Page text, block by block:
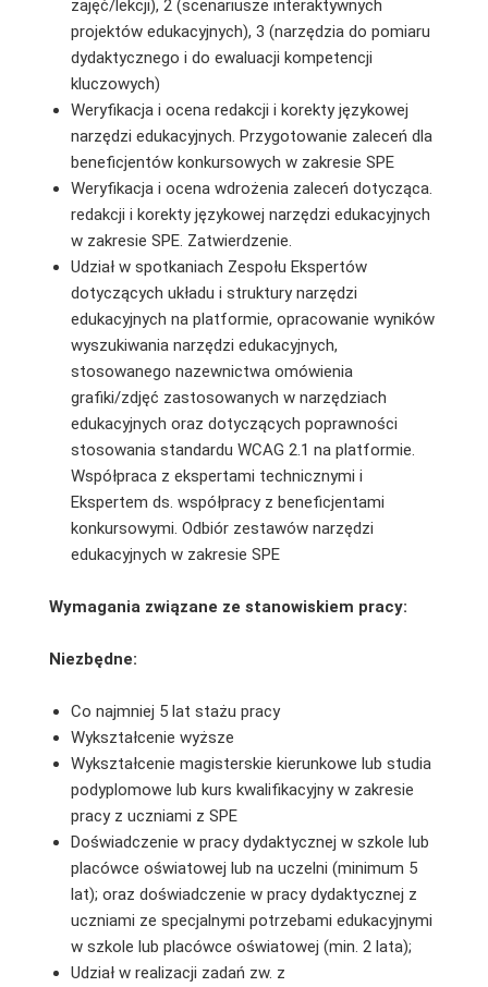
zajęć/lekcji), 2 (scenariusze interaktywnych
projektów edukacyjnych), 3 (narzędzia do pomiaru
dydaktycznego i do ewaluacji kompetencji
kluczowych)
Weryfikacja i ocena redakcji i korekty językowej
narzędzi edukacyjnych. Przygotowanie zaleceń dla
beneficjentów konkursowych w zakresie SPE
Weryfikacja i ocena wdrożenia zaleceń dotycząca.
redakcji i korekty językowej narzędzi edukacyjnych
w zakresie SPE. Zatwierdzenie.
Udział w spotkaniach Zespołu Ekspertów
dotyczących układu i struktury narzędzi
edukacyjnych na platformie, opracowanie wyników
wyszukiwania narzędzi edukacyjnych,
stosowanego nazewnictwa omówienia
grafiki/zdjęć zastosowanych w narzędziach
edukacyjnych oraz dotyczących poprawności
stosowania standardu WCAG 2.1 na platformie.
Współpraca z ekspertami technicznymi i
Ekspertem ds. współpracy z beneficjentami
konkursowymi. Odbiór zestawów narzędzi
edukacyjnych w zakresie SPE
Wymagania związane ze stanowiskiem pracy:
Niezbędne:
Co najmniej 5 lat stażu pracy
Wykształcenie wyższe
Wykształcenie magisterskie kierunkowe lub studia
podyplomowe lub kurs kwalifikacyjny w zakresie
pracy z uczniami z SPE
Doświadczenie w pracy dydaktycznej w szkole lub
placówce oświatowej lub na uczelni (minimum 5
lat); oraz doświadczenie w pracy dydaktycznej z
uczniami ze specjalnymi potrzebami edukacyjnymi
w szkole lub placówce oświatowej (min. 2 lata);
Udział w realizacji zadań zw. z